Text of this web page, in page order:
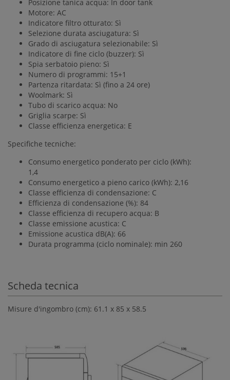
Posizione tanica acqua: In door tank
Motore: AC
Indicatore filtro otturato: Sì
Selezione durata asciugatura: Sì
Grado di asciugatura selezionabile: Sì
Indicatore di fine ciclo (buzzer): Sì
Spia serbatoio pieno: Sì
Numero di programmi: 15+1
Partenza ritardata: Sì (fino a 24 ore)
Woolmark: Sì
Tubo di scarico acqua: No
Griglia scarpe: Sì
Classe efficienza energetica: E
Specifiche tecniche:
Consumo energetico ponderato per ciclo (kWh):
1,4
Consumo energetico a pieno carico (kWh): 2,16
Classe efficienza di condensazione: C
Efficienza di condensazione (%): 84
Classe efficienza di recupero acqua: B
Classe emissione acustica: C
Emissione acustica dB(A): 66
Durata programma (ciclo nominale): min 260
Scheda tecnica
Misure d'ingombro (cm): 61.1 x 85 x 58.5